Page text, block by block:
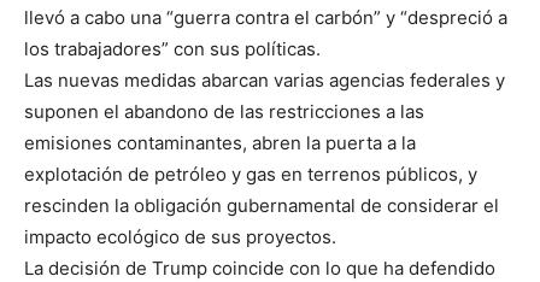
llevó a cabo una “guerra contra el carbón” y “despreció a
los trabajadores” con sus políticas.
Las nuevas medidas abarcan varias agencias federales y
suponen el abandono de las restricciones a las
emisiones contaminantes, abren la puerta a la
explotación de petróleo y gas en terrenos públicos, y
rescinden la obligación gubernamental de considerar el
impacto ecológico de sus proyectos.
La decisión de Trump coincide con lo que ha defendido